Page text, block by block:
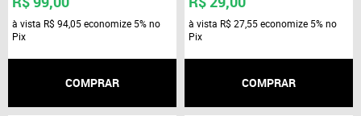
à vista R$ 94,05economize 5%no
Pix
COMPRAR
à vista R$ 27,55economize 5%no
Pix
COMPRAR